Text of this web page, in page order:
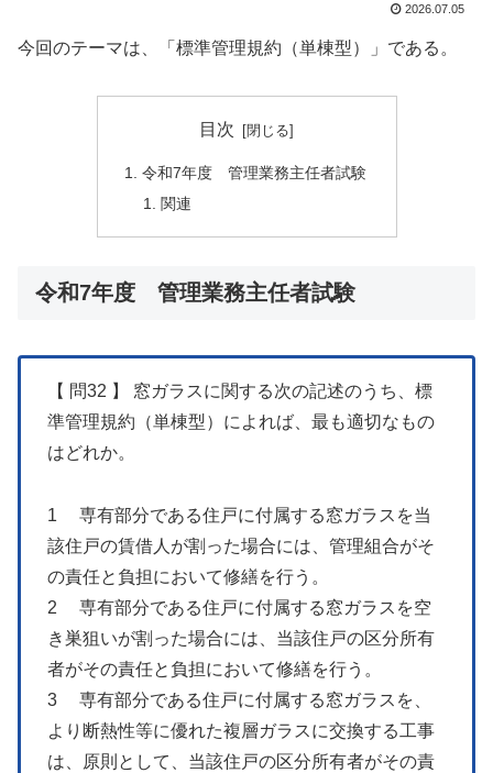
2026.07.05
今回のテーマは、「標準管理規約（単棟型）」である。
目次
令和7年度 管理業務主任者試験
関連
令和7年度 管理業務主任者試験
【 問32 】 窓ガラスに関する次の記述のうち、標
準管理規約（単棟型）によれば、最も適切なもの
はどれか。
1 専有部分である住戸に付属する窓ガラスを当
該住戸の賃借人が割った場合には、管理組合がそ
の責任と負担において修繕を行う。
2 専有部分である住戸に付属する窓ガラスを空
き巣狙いが割った場合には、当該住戸の区分所有
者がその責任と負担において修繕を行う。
3 専有部分である住戸に付属する窓ガラスを、
より断熱性等に優れた複層ガラスに交換する工事
は、原則として、当該住戸の区分所有者がその責